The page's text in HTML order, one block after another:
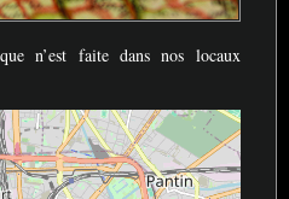
n’est faite dans nos locaux